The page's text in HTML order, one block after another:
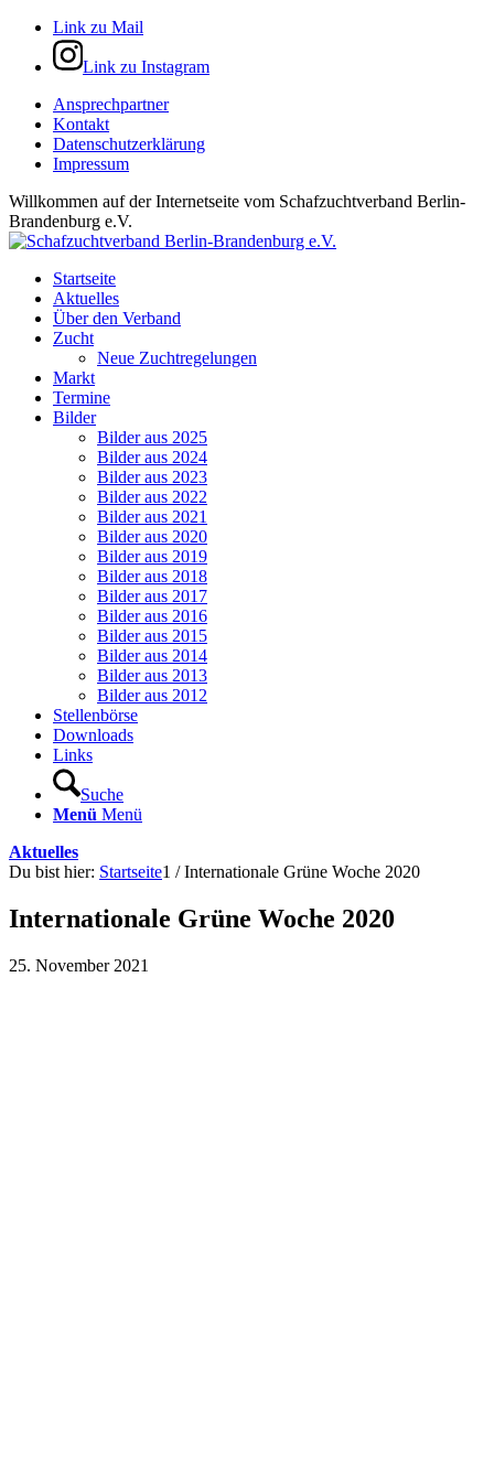
Link zu Mail
Link zu Instagram
Ansprechpartner
Kontakt
Datenschutzerklärung
Impressum
Willkommen auf der Internetseite vom Schafzuchtverband Berlin-
Brandenburg e.V.
Startseite
Aktuelles
Über den Verband
Zucht
Neue Zuchtregelungen
Markt
Termine
Bilder
Bilder aus 2025
Bilder aus 2024
Bilder aus 2023
Bilder aus 2022
Bilder aus 2021
Bilder aus 2020
Bilder aus 2019
Bilder aus 2018
Bilder aus 2017
Bilder aus 2016
Bilder aus 2015
Bilder aus 2014
Bilder aus 2013
Bilder aus 2012
Stellenbörse
Downloads
Links
Suche
Menü Menü
Aktuelles
Du bist hier: Startseite1 / Internationale Grüne Woche 2020
Internationale Grüne Woche 2020
25. November 2021